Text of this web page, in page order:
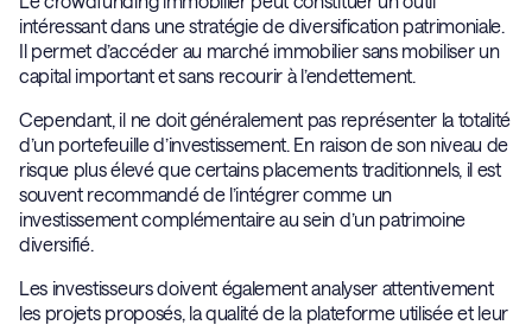
intéressant dans une stratégie de diversification patrimoniale.
Il permet d’accéder au marché immobilier sans mobiliser un
capital important et sans recourir à l’endettement.
Cependant, il ne doit généralement pas représenter la totalité
d’un portefeuille d’investissement. En raison de son niveau de
risque plus élevé que certains placements traditionnels, il est
souvent recommandé de l’intégrer comme un
investissement complémentaire au sein d’un patrimoine
diversifié.
Les investisseurs doivent également analyser attentivement
les projets proposés, la qualité de la plateforme utilisée et leur